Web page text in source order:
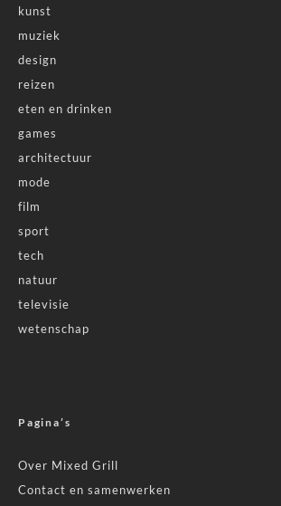
kunst
muziek
design
reizen
eten en drinken
games
architectuur
mode
film
sport
tech
natuur
televisie
wetenschap
Pagina’s
Over Mixed Grill
Contact en samenwerken